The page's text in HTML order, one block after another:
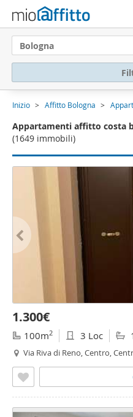
Bologna
Inizio Affitto Bologna
Appartamenti affitto costa
(1649 immobili)
1.300€
100m2 3 Loc
Via Riva di Reno, Centro,